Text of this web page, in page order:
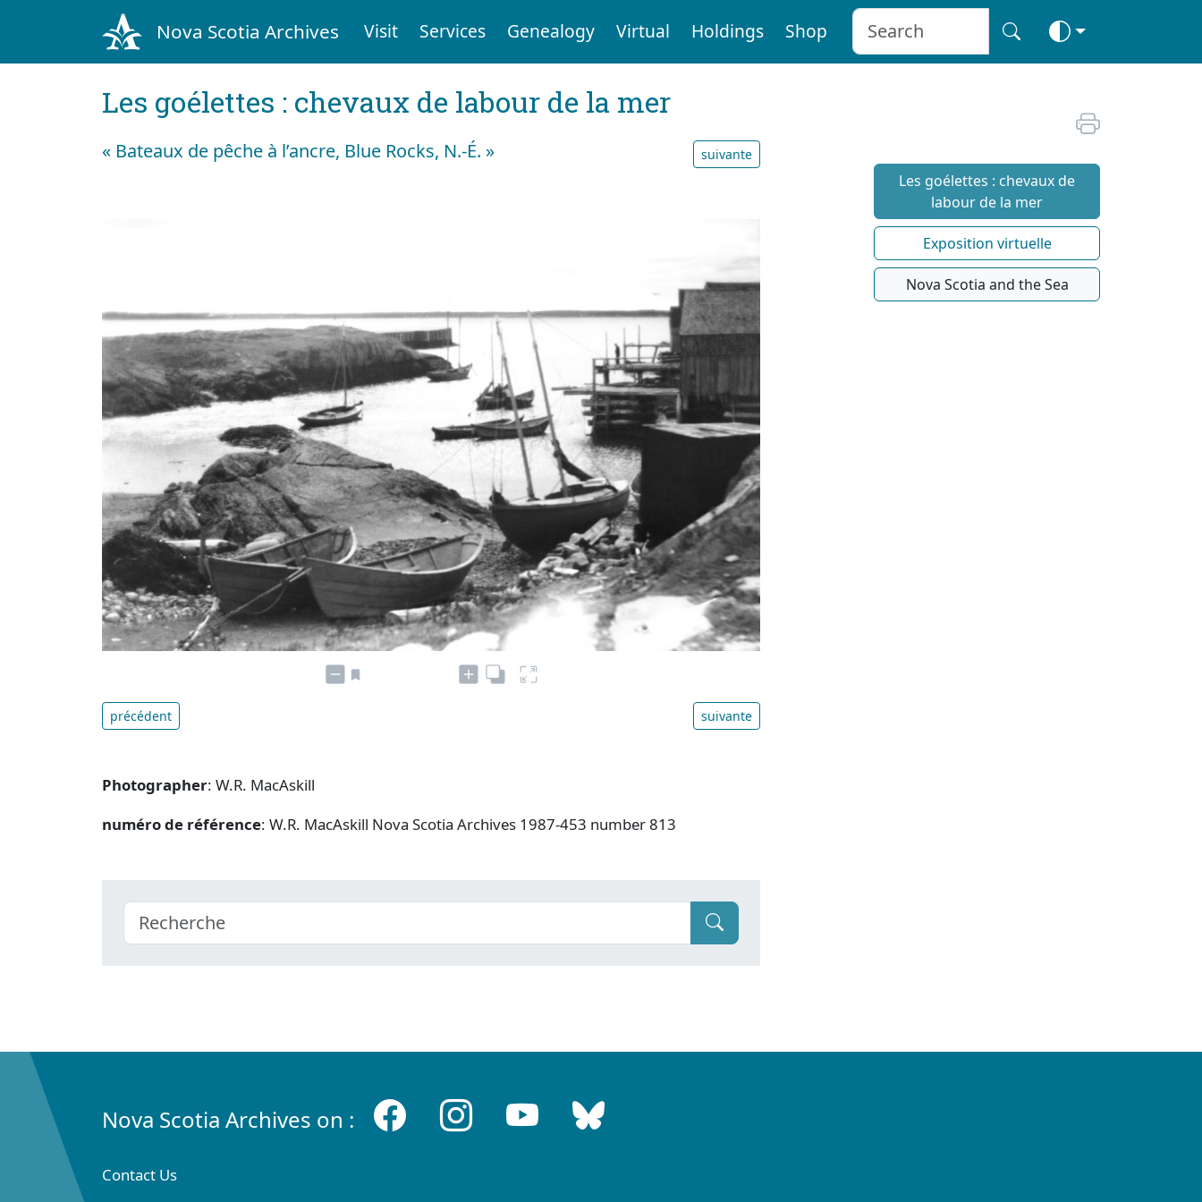
Nova Scotia Archives Visit Services Genealogy Virtual Holdings Shop
Les goélettes : chevaux de labour de la mer
« Bateaux de pêche à l’ancre, Blue Rocks, N.-É. » suivante
précédent suivante
Photographer: W.R. MacAskill
numéro de référence: W.R. MacAskill Nova Scotia Archives 1987-453 number 813
Les goélettes : chevaux de
labour de la mer
Exposition virtuelle
Nova Scotia and the Sea
Nova Scotia Archives on :
Contact Us